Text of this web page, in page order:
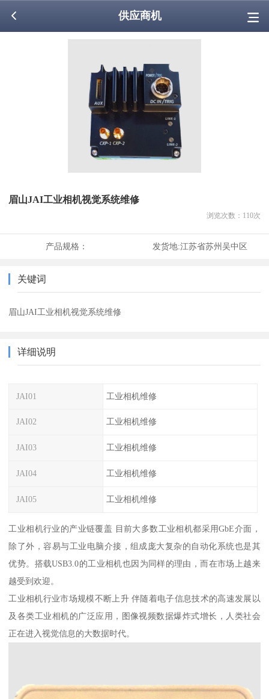
供应商机
眉山JAI工业相机视觉系统维修
浏览次数： 110次
产品规格： 发货地:江苏省苏州吴中区
关键词
眉山JAI工业相机视觉系统维修
详细说明
JAI01 工业相机维修
JAI02 工业相机维修
JAI03 工业相机维修
JAI04 工业相机维修
JAI05 工业相机维修
工业相机行业的产业链覆盖 目前大多数工业相机都采用GbE介面，
除了外，容易与工业电脑介接，组成庞大复杂的自动化系统也是其
优势。搭载USB3.0的工业相机也因为同样的理由，而在市场上越来
越受到欢迎。
工业相机行业市场规模不断上升 伴随着电子信息技术的高速发展以
及各类工业相机的广泛应用，图像视频数据爆炸式增长，人类社会
正在进入视觉信息的大数据时代。